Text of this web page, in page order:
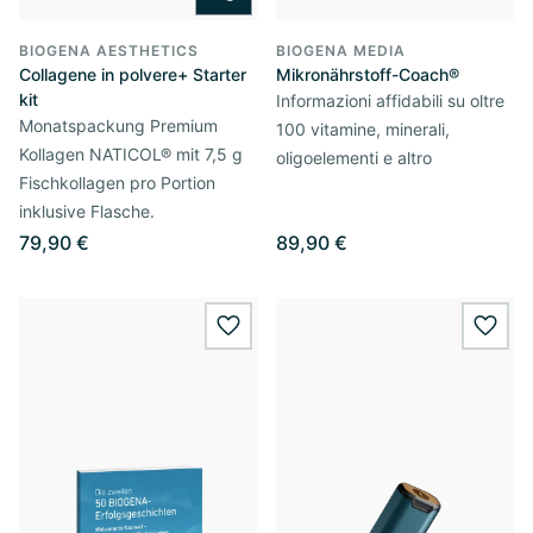
BIOGENA AESTHETICS
Collagene in polvere+ Starter
kit
Monatspackung Premium
Kollagen NATICOL® mit 7,5 g
Fischkollagen pro Portion
inklusive Flasche.
79,90 €
BIOGENA MEDIA
Mikronährstoff-Coach®
Informazioni affidabili su oltre
100 vitamine, minerali,
oligoelementi e altro
89,90 €
wishlist.add